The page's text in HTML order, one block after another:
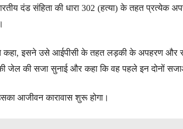
दंड संहिता की धारा 302 (हत्या) के तहत प्रत्येक
कहा, इसने उसे आईपीसी के तहत लड़की के अपहरण और
जेल की सजा सुनाई और कहा कि वह पहले इन दोनों
आजीवन कारावास शुरू होगा।